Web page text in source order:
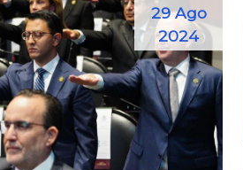
29 Ago
2024